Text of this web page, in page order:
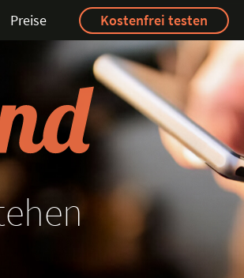
Preise Kostenfrei testen